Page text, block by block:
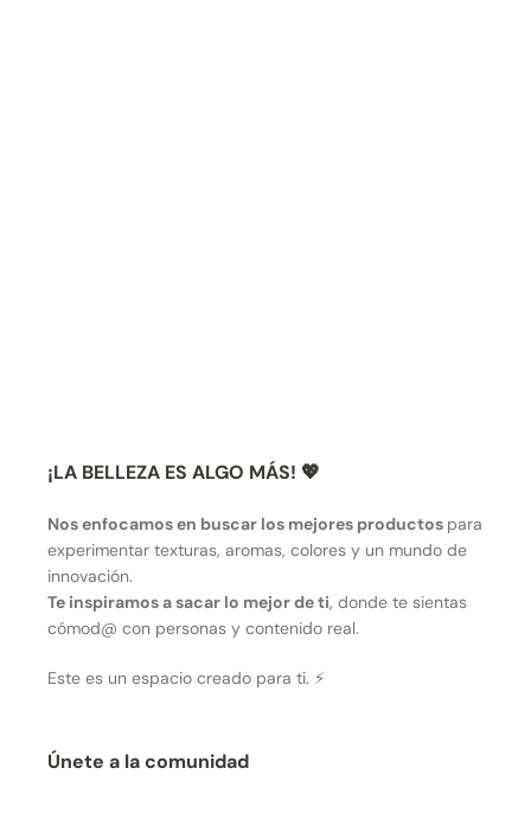
¡LA BELLEZA ES ALGO MÁS! 💖
Nos enfocamos en buscar los mejores productos para
experimentar texturas, aromas, colores y un mundo de
innovación.
Te inspiramos a sacar lo mejor de ti, donde te sientas
cómod@ con personas y contenido real.
Este es un espacio creado para ti. ⚡
Únete a la comunidad